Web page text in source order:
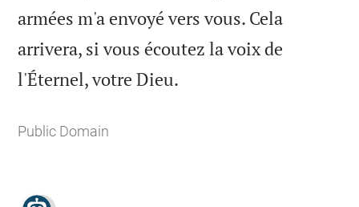
armées m'a envoyé vers vous. Cela
arrivera, si vous écoutez la voix de
l'Éternel, votre Dieu.
Public Domain